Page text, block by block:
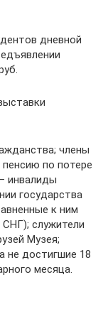
дневной
члены
по потере
инвалиды
государства
к ним
служители
Музея;
не достигшие 18
месяца.